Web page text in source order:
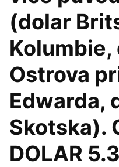
(dolar
Kolumbie,
Ostrova
Edwarda,
Skotska).
DOLAR